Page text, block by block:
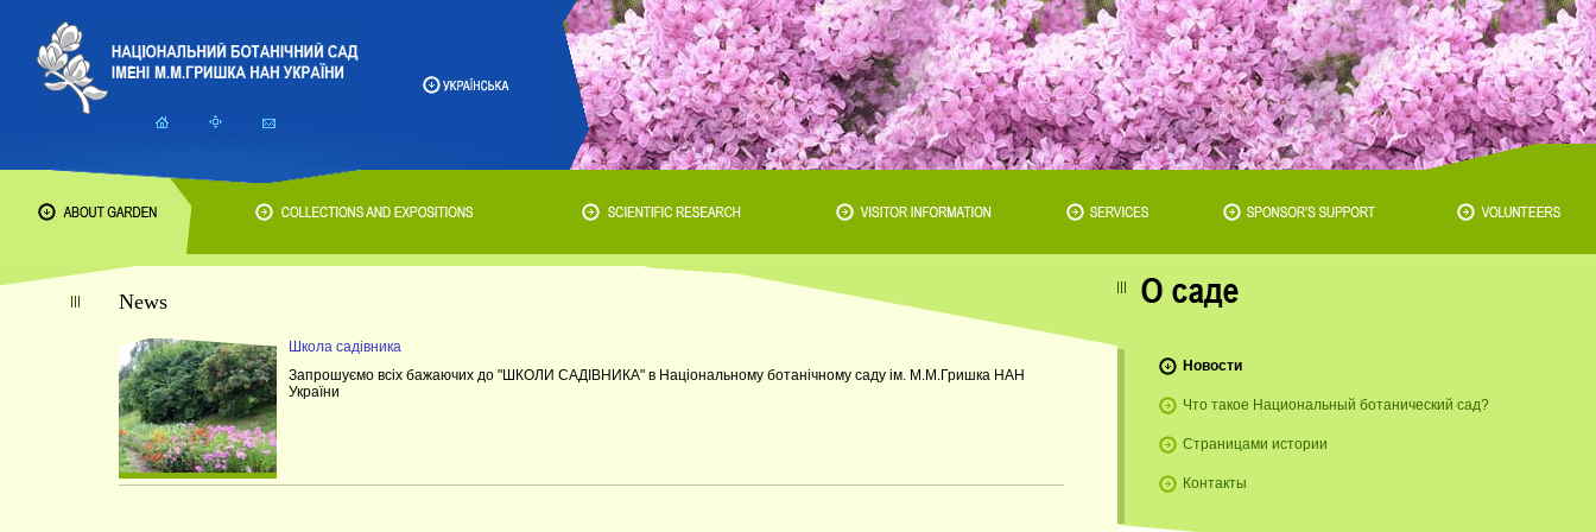
News
Школа садівника
Запрошуємо всіх бажаючих до "ШКОЛИ САДІВНИКА" в Національному ботанічному саду ім. М.М.Гришка НАН
України
Новости
Что такое Национальный ботанический сад?
Страницами истории
Контакты